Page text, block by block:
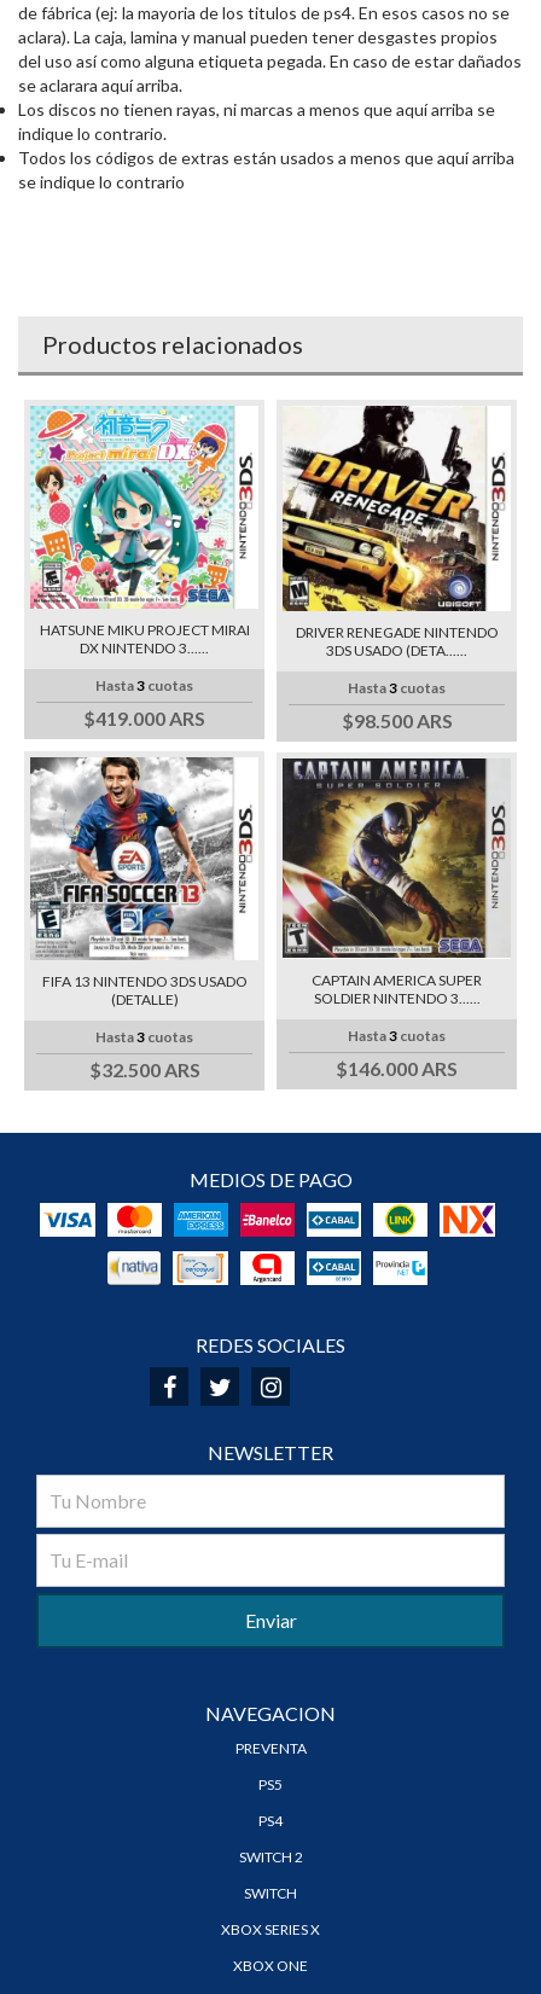
de fábrica (ej: la mayoria de los titulos de ps4. En esos casos no se
aclara). La caja, lamina y manual pueden tener desgastes propios
del uso así como alguna etiqueta pegada. En caso de estar dañados
se aclarara aquí arriba.
Los discos no tienen rayas, ni marcas a menos que aquí arriba se
indique lo contrario.
Todos los códigos de extras están usados a menos que aquí arriba
se indique lo contrario
Productos relacionados
HATSUNE MIKU PROJECT MIRAI
DX NINTENDO 3......
Hasta3 cuotas
$419.000 ARS
DRIVER RENEGADE NINTENDO
3DS USADO (DETA......
Hasta3 cuotas
$98.500 ARS
FIFA 13 NINTENDO 3DS USADO
(DETALLE)
Hasta3 cuotas
$32.500 ARS
CAPTAIN AMERICA SUPER
SOLDIER NINTENDO 3......
Hasta3 cuotas
$146.000 ARS
MEDIOS DE PAGO
REDES SOCIALES
NEWSLETTER
NAVEGACION
PREVENTA
PS5
PS4
SWITCH 2
SWITCH
XBOX SERIES X
XBOX ONE